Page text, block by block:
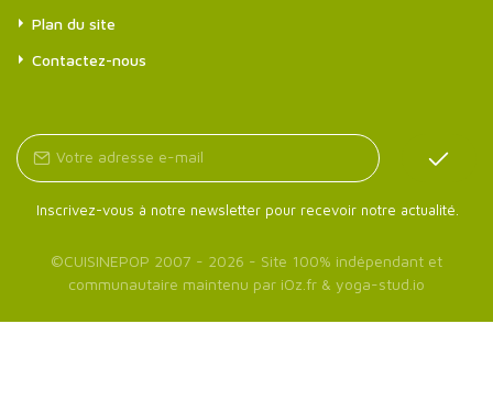
Plan du site
Contactez-nous
Inscrivez-vous à notre newsletter pour recevoir notre actualité.
©CUISINEPOP 2007 - 2026 - Site 100% indépendant et
communautaire maintenu par iOz.fr & yoga-stud.io